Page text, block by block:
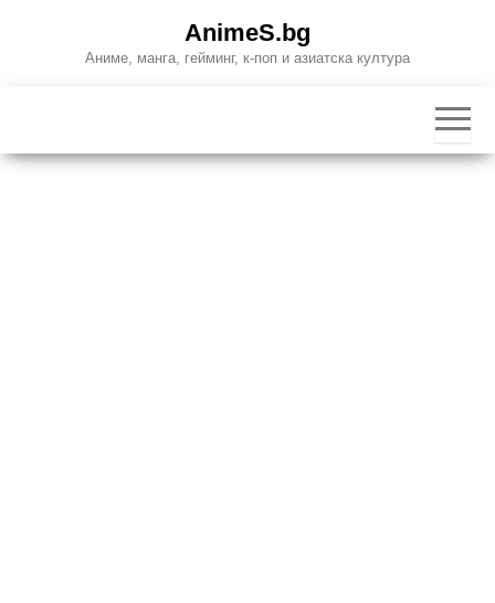
AnimeS.bg
Аниме, манга, гейминг, к-поп и азиатска култура